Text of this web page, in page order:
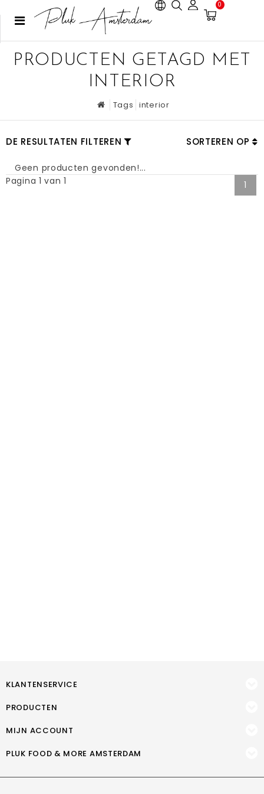
0
PRODUCTEN GETAGD MET
INTERIOR
Tags interior
DE RESULTATEN FILTEREN SORTEREN OP
Geen producten gevonden!...
Pagina 1 van 1
1
KLANTENSERVICE
PRODUCTEN
MIJN ACCOUNT
PLUK FOOD & MORE AMSTERDAM